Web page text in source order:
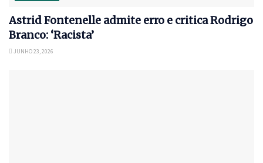
Astrid Fontenelle admite erro e critica Rodrigo
Branco: ‘Racista’
JUNHO 23, 2026